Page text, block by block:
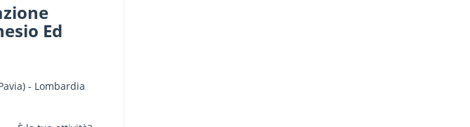
Ed
- Lombardia